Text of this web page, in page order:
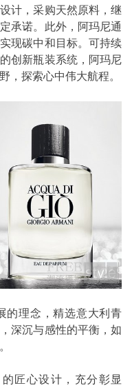
计，采购天然原料，继
承诺。此外，阿玛尼通
现碳中和目标。可持续
创新瓶装系统，阿玛尼
，探索心中伟大航程。
的理念，精选意大利青
深沉与感性的平衡，如
匠心设计，充分彰显